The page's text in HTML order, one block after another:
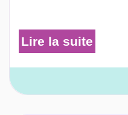
Lire la suite